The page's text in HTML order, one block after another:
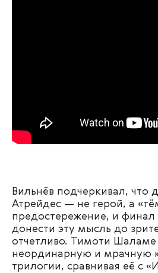
Вильнёв подчеркивал, что
Атрейдес — не герой, а
предостережение, и финал
донести эту мысль до
отчетливо. Тимоти Шаламе
неординарную и мрачную
трилогии, сравнивая её с